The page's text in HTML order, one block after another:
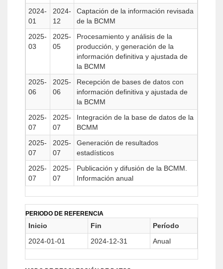
2024-
01
2024-
12
Captación de la información revisada
de la BCMM
2025-
03
2025-
05
Procesamiento y análisis de la
producción, y generación de la
información definitiva y ajustada de
la BCMM
2025-
06
2025-
06
Recepción de bases de datos con
información definitiva y ajustada de
la BCMM
2025-
07
2025-
07
Integración de la base de datos de la
BCMM
2025-
07
2025-
07
Generación de resultados
estadísticos
2025-
07
2025-
07
Publicación y difusión de la BCMM.
Información anual
PERIODO DE REFERENCIA
Inicio Fin
Período
2024-01-01
2024-12-31 Anual